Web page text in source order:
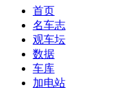
首页
名车志
观车坛
数据
车库
加电站